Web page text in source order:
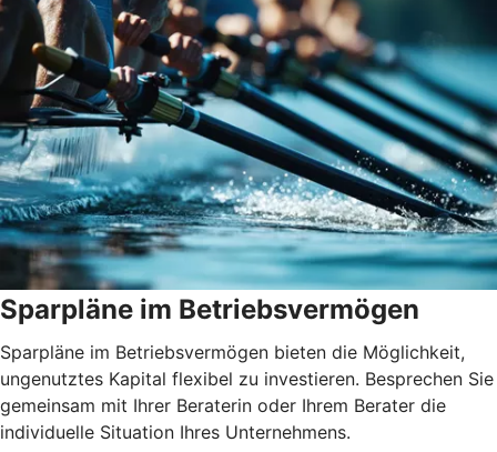
Sparpläne im Betriebsvermögen
Sparpläne im Betriebsvermögen bieten die Möglichkeit,
ungenutztes Kapital flexibel zu investieren. Besprechen Sie
gemeinsam mit Ihrer Beraterin oder Ihrem Berater die
individuelle Situation Ihres Unternehmens.